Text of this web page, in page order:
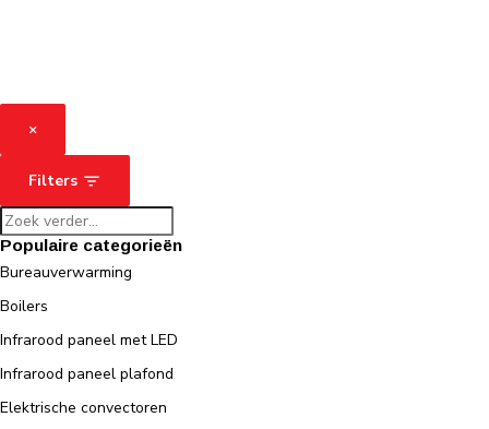
×
Filters
Populaire categorieën
Bureauverwarming
Boilers
Infrarood paneel met LED
Infrarood paneel plafond
Elektrische convectoren